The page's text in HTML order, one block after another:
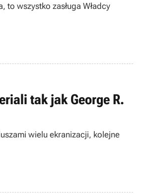
wszystko zasługa Władcy
tak jak George R.
wielu ekranizacji, kolejne